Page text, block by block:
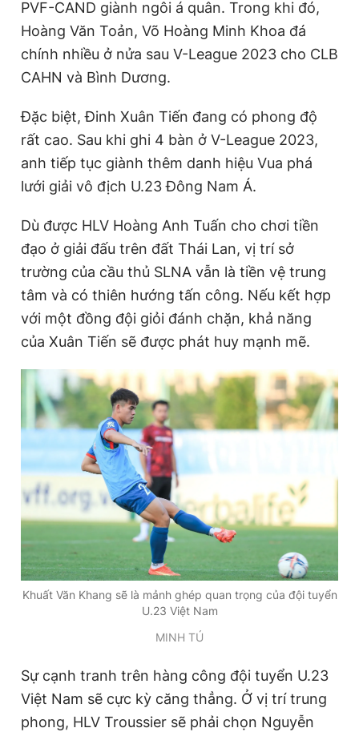
PVF-CAND giành ngôi á quân. Trong khi đó,
Hoàng Văn Toản, Võ Hoàng Minh Khoa đá
chính nhiều ở nửa sau V-League 2023 cho CLB
CAHN và Bình Dương.
Đặc biệt, Đinh Xuân Tiến đang có phong độ
rất cao. Sau khi ghi 4 bàn ở V-League 2023,
anh tiếp tục giành thêm danh hiệu Vua phá
lưới giải vô địch U.23 Đông Nam Á.
Dù được HLV Hoàng Anh Tuấn cho chơi tiền
đạo ở giải đấu trên đất Thái Lan, vị trí sở
trường của cầu thủ SLNA vẫn là tiền vệ trung
tâm và có thiên hướng tấn công. Nếu kết hợp
với một đồng đội giỏi đánh chặn, khả năng
của Xuân Tiến sẽ được phát huy mạnh mẽ.
Khuất Văn Khang sẽ là mảnh ghép quan trọng của đội tuyển
U.23 Việt Nam
MINH TÚ
Sự cạnh tranh trên hàng công đội tuyển U.23
Việt Nam sẽ cực kỳ căng thẳng. Ở vị trí trung
phong, HLV Troussier sẽ phải chọn Nguyễn